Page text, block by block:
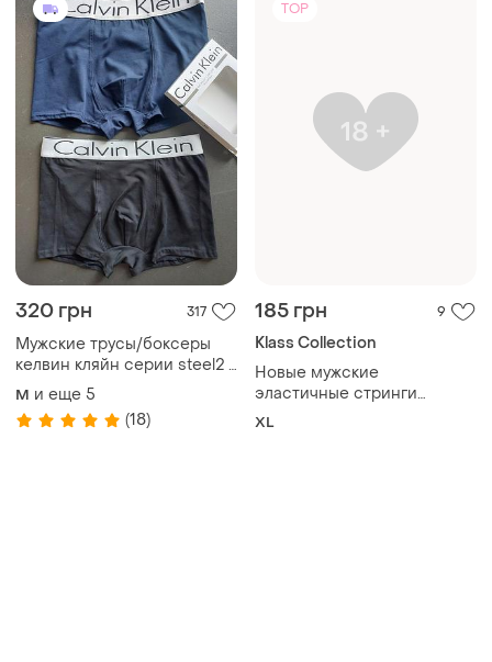
цвете.
320 грн 317
Мужские трусы/боксеры
келвин кляйн серии steel2 -
набор с 2 шт.
M и еще 5
(18)
TOP
185 грн 9
Klass Collection
Новые мужские
эластичные стринги
размер хл
XL